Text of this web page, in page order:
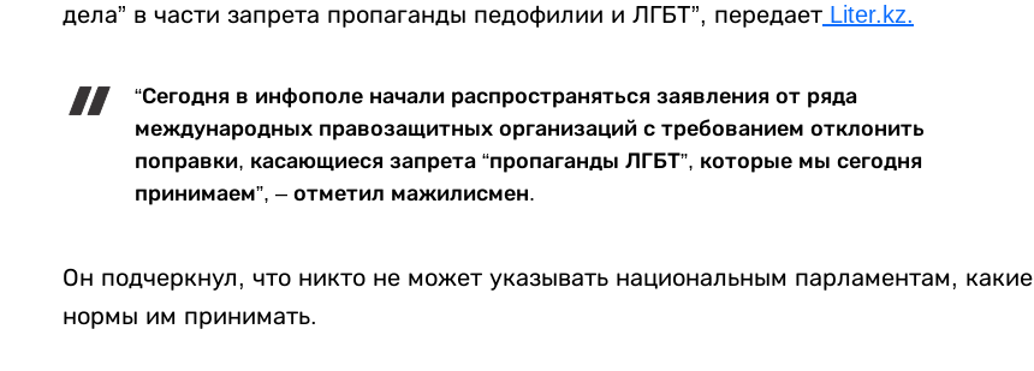
дела” в части запрета пропаганды педофилии и ЛГБТ”, передает Liter.kz.
“Сегодня в инфополе начали распространяться заявления от ряда
международных правозащитных организаций с требованием отклонить
поправки, касающиеся запрета “пропаганды ЛГБТ”, которые мы сегодня
принимаем”, – отметил мажилисмен.
Он подчеркнул, что никто не может указывать национальным парламентам, какие
нормы им принимать.